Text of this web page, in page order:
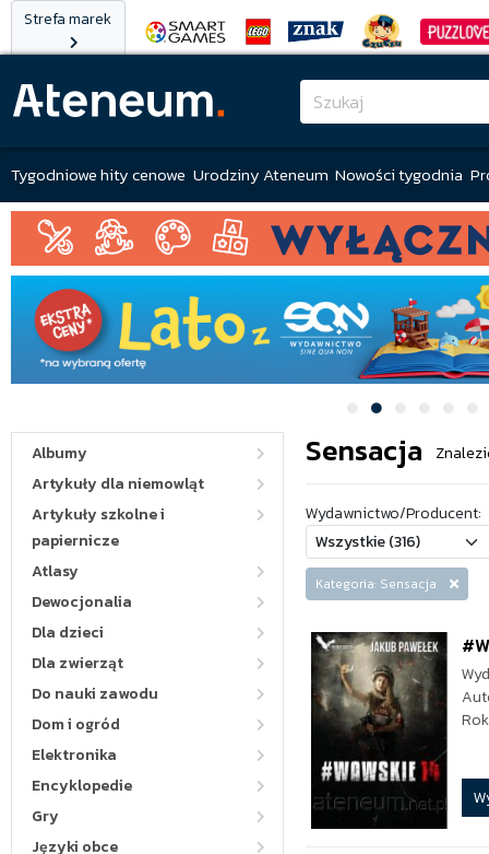
Strefa marek
Tygodniowe hity cenowe Urodziny Ateneum Nowości tygodnia
Albumy
Artykuły dla niemowląt
Artykuły szkolne i
papiernicze
Atlasy
Dewocjonalia
Dla dzieci
Dla zwierząt
Do nauki zawodu
Dom i ogród
Elektronika
Encyklopedie
Gry
Języki obce
Sensacja
Wydawnictwo/Producent:
Kategoria: Sensacja